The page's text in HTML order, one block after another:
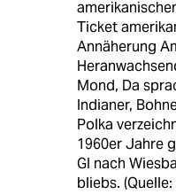
Ticket
Annäherung
Mond, Da
Indianer,
Polka
1960er Jahre
GI nach
bliebs.